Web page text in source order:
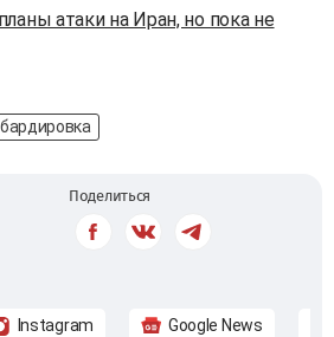
атаки на Иран, но пока не
Поделиться
Instagram Google News